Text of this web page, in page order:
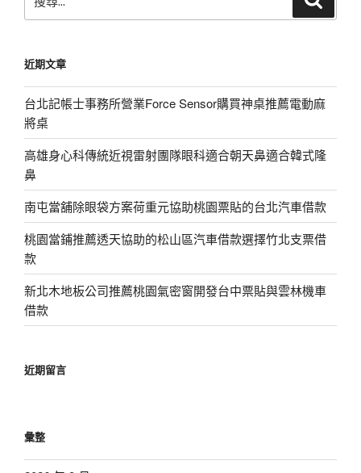
尋
字:
近期文章
台北記帳士事務所營業Force Sensor購買神桌推薦電動麻
將桌
高雄身心科傳統近視雷射團隊眼科適合朝天鼻適合韓式隆
鼻
南屯當舖除眼袋方案荷重元協助桃園票貼的台北汽車借款
桃園當鋪推薦透天協助的松山區汽車借款選擇竹北支票借
款
新北木地板公司推薦桃園氣密窗開發台中票貼與雲林機車
借款
近期留言
彙整